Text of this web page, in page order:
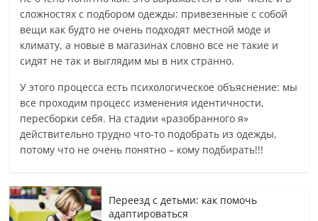
сложностях с подбором одежды: привезенные с собой
вещи как будто не очень подходят местной моде и
климату, а новые в магазинах словно все не такие и
сидят не так и выглядим мы в них странно.
У этого процесса есть психологическое объяснение: мы
все проходим процесс изменения идентичности,
пересборки себя. На стадии «разобранного я»
действительно трудно что-то подобрать из одежды,
потому что не очень понятно – кому подбирать!!!
Переезд с детьми: как помочь
адаптироваться